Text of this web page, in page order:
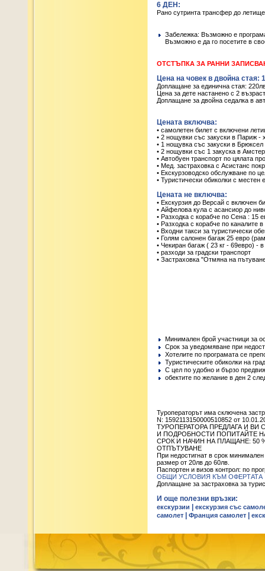
6 ДЕН:
Рано сутринта трансфер до
Забележка: Възможно е
Възможно е да го посетите в
ОТСТЪПКА ЗА РАННИ
Цена на човек в двойна стая:
Доплащане за единична стая:
Цена за дете настанено с 2
Доплащане за двойна седалка в
Цената включва:
• самолетен билет с включени
• 2 нощувки със закуски в Париж -
• 1 нощувка със закуски в Брюксел
• 2 нощувки със 1 закуска в
• Автобуен транспорт по цялата
• Мед. застраховка с Асистанс
• Екскурзоводско обслужване по
• Туристически обиколки с
Цената не включва:
• Екскурзия до Версай с включен
• Айфелова кула с асансиор до
• Разходка с корабче по Сена : 15
• Разходка с корабче по каналите
• Входни такси за туристически
• Голям салонен багаж 25 евро
• Чекиран багаж ( 23 кг - 69евро) -
• разходи за градски транспорт
• Застраховка "Отмяна на
Минимален брой участници за
Срок за уведомяване при
Хотелите по програмата се
Туристическите обиколки на
С цел по удобно и бързо
обектите по желание в ден 2
Туроператорът има сключена
N: 1592113150000510852 от
ТУРОПЕРАТОРА ПРЕДЛАГА И ВИ
И ПОДРОБНОСТИ ПОПИТАЙТЕ НА
СРОК И НАЧИН НА ПЛАЩАНЕ: 50
ОТПЪТУВАНЕ
При недостигнат в срок
размер от 20лв до 60лв.
Паспортен и визов контрол: по
ОБЩИ УСЛОВИЯ КЪМ ОФЕРТАТА
Доплащане за застраховка за
И още полезни връзки:
екскурзии
екскурзия със
самолет
Франция самолет